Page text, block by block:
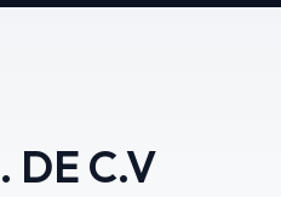
DE C.V